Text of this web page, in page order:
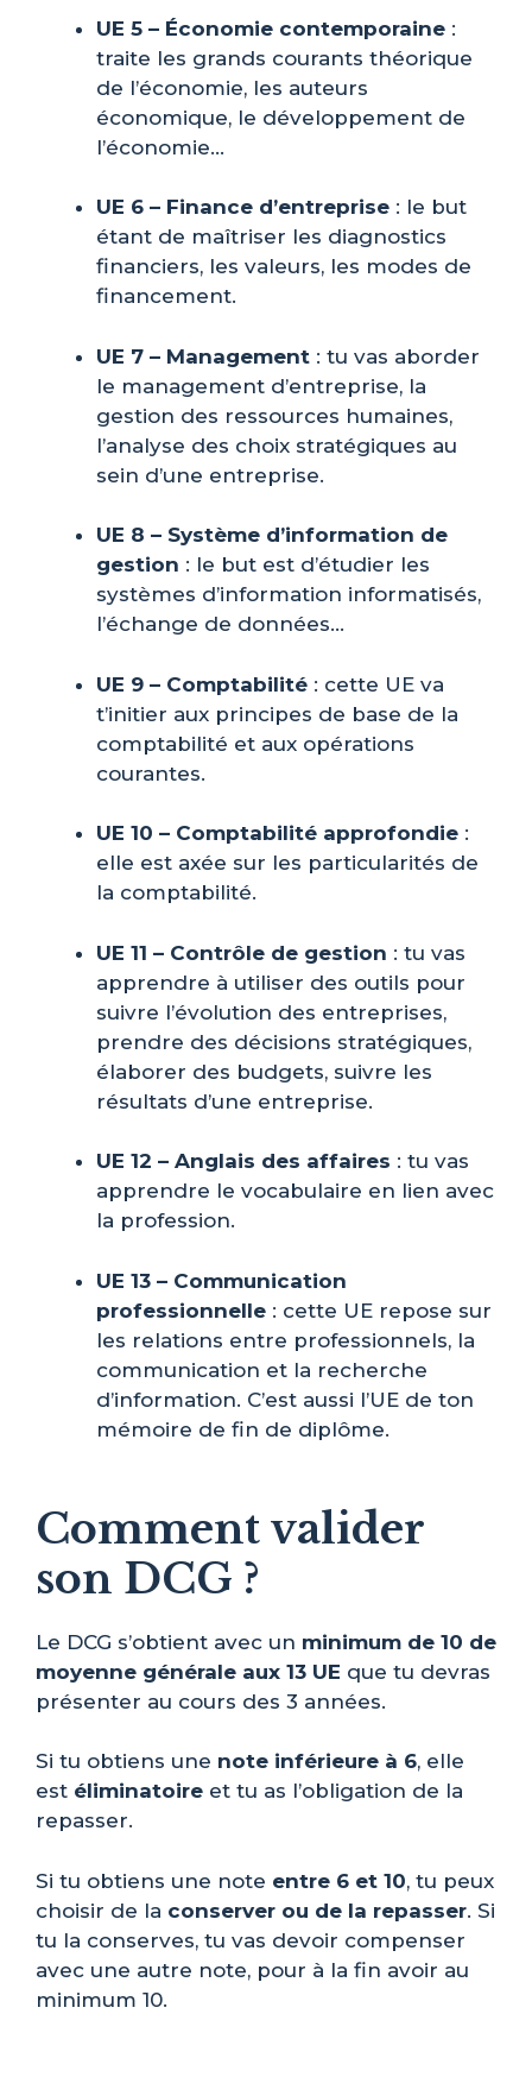
UE 5 – Économie contemporaine :
traite les grands courants théorique
de l’économie, les auteurs
économique, le développement de
l’économie…
UE 6 – Finance d’entreprise : le but
étant de maîtriser les diagnostics
financiers, les valeurs, les modes de
financement.
UE 7 – Management : tu vas aborder
le management d’entreprise, la
gestion des ressources humaines,
l’analyse des choix stratégiques au
sein d’une entreprise.
UE 8 – Système d’information de
gestion : le but est d’étudier les
systèmes d’information informatisés,
l’échange de données…
UE 9 – Comptabilité : cette UE va
t’initier aux principes de base de la
comptabilité et aux opérations
courantes.
UE 10 – Comptabilité approfondie :
elle est axée sur les particularités de
la comptabilité.
UE 11 – Contrôle de gestion : tu vas
apprendre à utiliser des outils pour
suivre l’évolution des entreprises,
prendre des décisions stratégiques,
élaborer des budgets, suivre les
résultats d’une entreprise.
UE 12 – Anglais des affaires : tu vas
apprendre le vocabulaire en lien avec
la profession.
UE 13 – Communication
professionnelle : cette UE repose sur
les relations entre professionnels, la
communication et la recherche
d’information. C’est aussi l’UE de ton
mémoire de fin de diplôme.
Comment valider
son DCG ?
Le DCG s’obtient avec un minimum de 10 de
moyenne générale aux 13 UE que tu devras
présenter au cours des 3 années.
Si tu obtiens une note inférieure à 6, elle
est éliminatoire et tu as l’obligation de la
repasser.
Si tu obtiens une note entre 6 et 10, tu peux
choisir de la conserver ou de la repasser. Si
tu la conserves, tu vas devoir compenser
avec une autre note, pour à la fin avoir au
minimum 10.